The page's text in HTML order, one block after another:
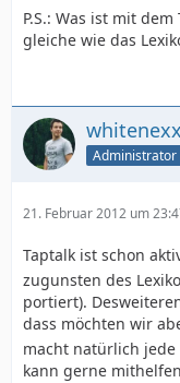
P.S.: Was ist mit
gleiche wie das
whitenexx
Administrator
21. Februar 2012 um
Taptalk ist schon
zugunsten des
portiert).
dass möchten wir
macht natürlich
kann gerne